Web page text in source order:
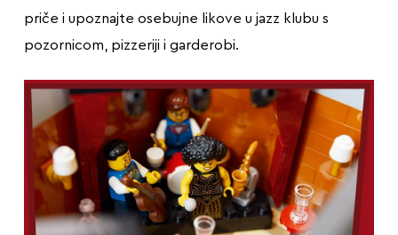
priče i upoznajte osebujne likove u jazz klubu s
pozornicom, pizzeriji i garderobi.